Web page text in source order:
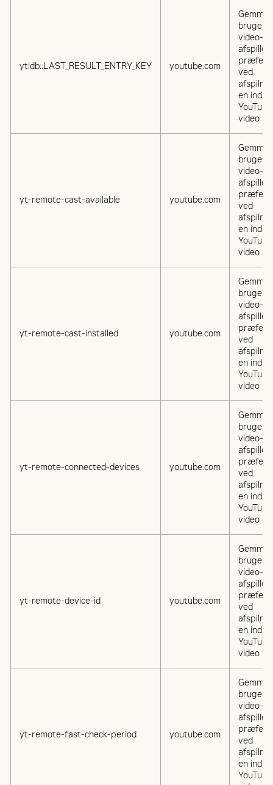
ytidb::LAST_RESULT_ENTRY_KEY youtube.com
Gemmer
video-
ved
en
YouTube
video
yt-remote-cast-available youtube.com
Gemmer
video-
ved
en
YouTube
video
yt-remote-cast-installed youtube.com
Gemmer
video-
ved
en
YouTube
video
yt-remote-connected-devices youtube.com
Gemmer
video-
ved
en
YouTube
video
yt-remote-device-id youtube.com
Gemmer
video-
ved
en
YouTube
video
yt-remote-fast-check-period youtube.com
Gemmer
video-
ved
en
YouTube